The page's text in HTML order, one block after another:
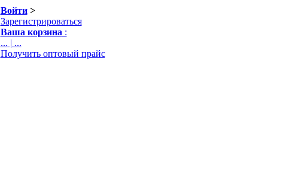
Войти>
Зарегистрироваться
Ваша корзина :
... | ...
Получить оптовый прайс